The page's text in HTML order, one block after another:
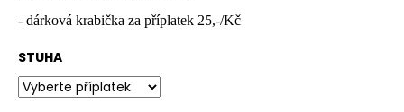
- dárková krabička za příplatek 25,-/Kč
STUHA